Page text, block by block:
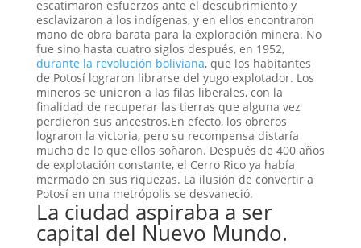
escatimaron esfuerzos ante el descubrimiento y
esclavizaron a los indígenas, y en ellos encontraron
mano de obra barata para la exploración minera. No
fue sino hasta cuatro siglos después, en 1952,
durante la revolución boliviana, que los habitantes
de Potosí lograron librarse del yugo explotador. Los
mineros se unieron a las filas liberales, con la
finalidad de recuperar las tierras que alguna vez
perdieron sus ancestros.En efecto, los obreros
lograron la victoria, pero su recompensa distaría
mucho de lo que ellos soñaron. Después de 400 años
de explotación constante, el Cerro Rico ya había
mermado en sus riquezas. La ilusión de convertir a
Potosí en una metrópolis se desvaneció.
La ciudad aspiraba a ser
capital del Nuevo Mundo.